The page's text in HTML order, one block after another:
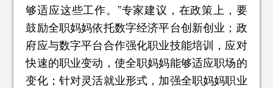
够适应这些工作。”专家建议，在政策上，要
鼓励全职妈妈依托数字经济平台创新创业；政
府应与数字平台合作强化职业技能培训，应对
快速的职业变动，使全职妈妈能够适应职场的
变化；针对灵活就业形式，加强全职妈妈职业